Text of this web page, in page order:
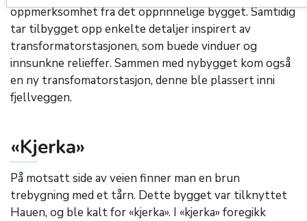
oppmerksomhet fra det opprinnelige bygget. Samtidig
tar tilbygget opp enkelte detaljer inspirert av
transformatorstasjonen, som buede vinduer og
innsunkne relieffer. Sammen med nybygget kom også
en ny transfomatorstasjon, denne ble plassert inni
fjellveggen.
«Kjerka»
På motsatt side av veien finner man en brun
trebygning med et tårn. Dette bygget var tilknyttet
Hauen, og ble kalt for «kjerka». I «kjerka» foregikk